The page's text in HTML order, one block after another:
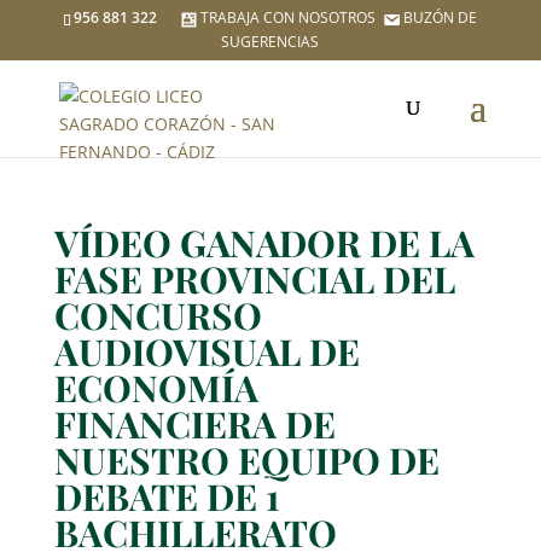
956 881 322 TRABAJA CON NOSOTROS
BUZÓN DE
SUGERENCIAS
VÍDEO GANADOR DE LA
FASE PROVINCIAL DEL
CONCURSO
AUDIOVISUAL DE
ECONOMÍA
FINANCIERA DE
NUESTRO EQUIPO DE
DEBATE DE 1
BACHILLERATO